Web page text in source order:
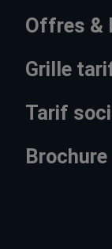
Offres &
Grille
Tarif
Brochure